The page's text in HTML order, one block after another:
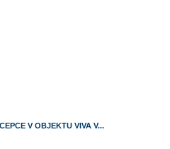
V OBJEKTU VIVA V...